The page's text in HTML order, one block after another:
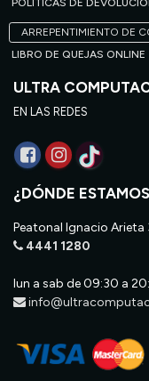
POLÍTICAS DE
ARREPENTIMIENTO DE
LIBRO DE QUEJAS ONLINE
ULTRA
EN LAS REDES
¿DÓNDE
Peatonal Ignacio Arieta
4441 1280
lun a sab de 09:30 a